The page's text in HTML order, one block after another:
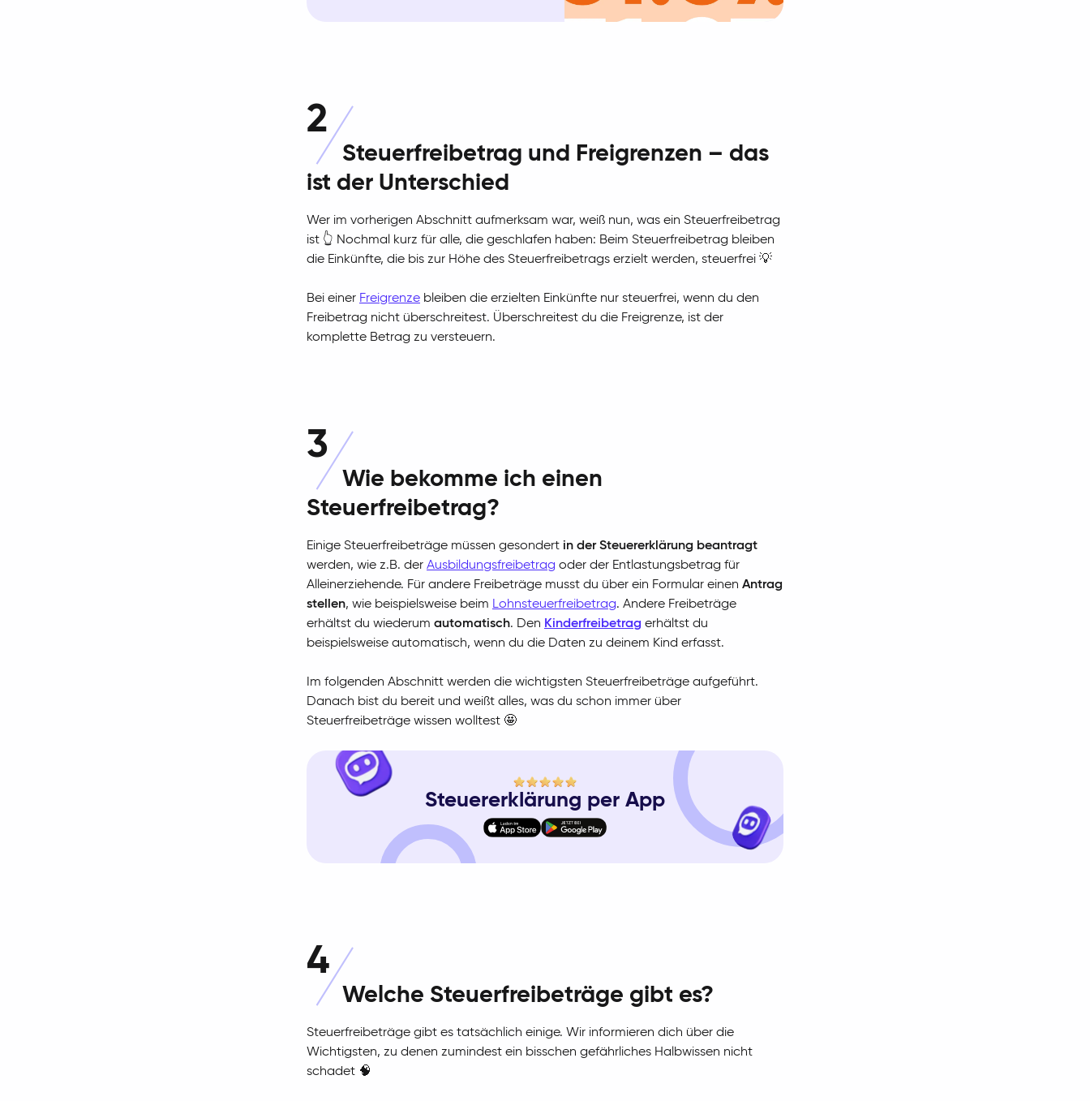
2
Steuerfreibetrag und Freigrenzen – das
ist der Unterschied
Wer im vorherigen Abschnitt aufmerksam war, weiß nun, was ein Steuerfreibetrag
ist 👆 Nochmal kurz für alle, die geschlafen haben: Beim Steuerfreibetrag bleiben
die Einkünfte, die bis zur Höhe des Steuerfreibetrags erzielt werden, steuerfrei 💡
Bei einer Freigrenze bleiben die erzielten Einkünfte nur steuerfrei, wenn du den
Freibetrag nicht überschreitest. Überschreitest du die Freigrenze, ist der
komplette Betrag zu versteuern.
3
Wie bekomme ich einen
Steuerfreibetrag?
Einige Steuerfreibeträge müssen gesondert in der Steuererklärung beantragt
werden, wie z.B. der Ausbildungsfreibetrag oder der Entlastungsbetrag für
Alleinerziehende. Für andere Freibeträge musst du über ein Formular einen Antrag
stellen, wie beispielsweise beim Lohnsteuerfreibetrag. Andere Freibeträge
erhältst du wiederum automatisch. Den Kinderfreibetrag erhältst du
beispielsweise automatisch, wenn du die Daten zu deinem Kind erfasst.
Im folgenden Abschnitt werden die wichtigsten Steuerfreibeträge aufgeführt.
Danach bist du bereit und weißt alles, was du schon immer über
Steuerfreibeträge wissen wolltest 🤩
Steuererklärung per App
4
Welche Steuerfreibeträge gibt es?
Steuerfreibeträge gibt es tatsächlich einige. Wir informieren dich über die
Wichtigsten, zu denen zumindest ein bisschen gefährliches Halbwissen nicht
schadet 🧠